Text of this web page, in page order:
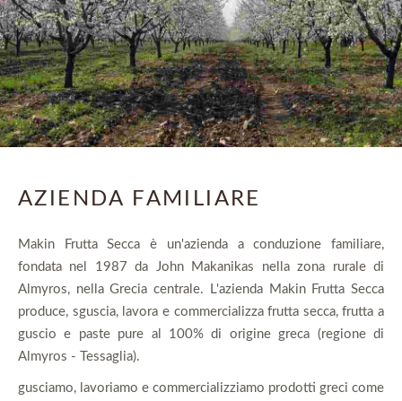
AZIENDA FAMILIARE
Makin Frutta Secca è un'azienda a conduzione familiare,
fondata nel 1987 da John Makanikas nella zona rurale di
Almyros, nella Grecia centrale. L'azienda Makin Frutta Secca
produce, sguscia, lavora e commercializza frutta secca, frutta a
guscio e paste pure al 100% di origine greca (regione di
Almyros - Tessaglia).
gusciamo, lavoriamo e commercializziamo prodotti greci come